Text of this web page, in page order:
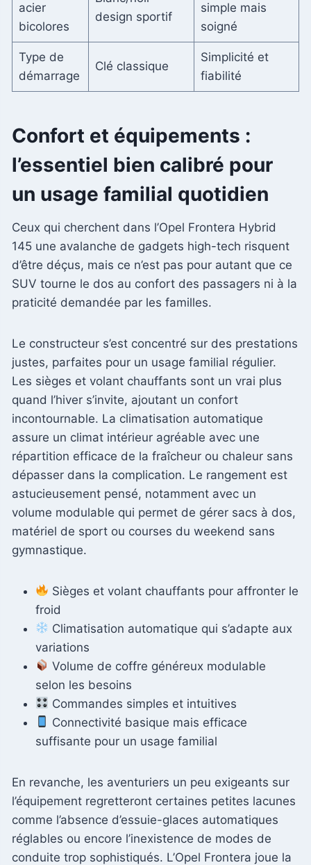
acier
bicolores
design sportif
simple mais
soigné
Type de
démarrage
Clé classique
Simplicité et
fiabilité
Confort et équipements :
l’essentiel bien calibré pour
un usage familial quotidien
Ceux qui cherchent dans l’Opel Frontera Hybrid
145 une avalanche de gadgets high-tech risquent
d’être déçus, mais ce n’est pas pour autant que ce
SUV tourne le dos au confort des passagers ni à la
praticité demandée par les familles.
Le constructeur s’est concentré sur des prestations
justes, parfaites pour un usage familial régulier.
Les sièges et volant chauffants sont un vrai plus
quand l’hiver s’invite, ajoutant un confort
incontournable. La climatisation automatique
assure un climat intérieur agréable avec une
répartition efficace de la fraîcheur ou chaleur sans
dépasser dans la complication. Le rangement est
astucieusement pensé, notamment avec un
volume modulable qui permet de gérer sacs à dos,
matériel de sport ou courses du weekend sans
gymnastique.
Sièges et volant chauffants pour affronter le
froid
Climatisation automatique qui s’adapte aux
variations
Volume de coffre généreux modulable
selon les besoins
Commandes simples et intuitives
Connectivité basique mais efficace
suffisante pour un usage familial
En revanche, les aventuriers un peu exigeants sur
l’équipement regretteront certaines petites lacunes
comme l’absence d’essuie-glaces automatiques
réglables ou encore l’inexistence de modes de
conduite trop sophistiqués. L’Opel Frontera joue la